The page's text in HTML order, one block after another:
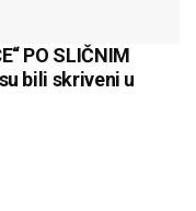
PO SLIČNIM
bili skriveni u